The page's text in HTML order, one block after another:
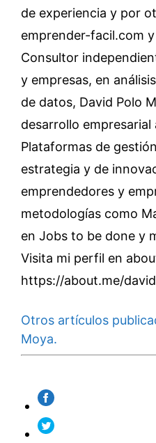
de experiencia y por
emprender-facil.com
Consultor
y empresas, en
de datos, David Polo
desarrollo
Plataformas de
estrategia y de
emprendedores y
metodologías como
en Jobs to be done y
Visita mi perfil en
https://about.me/
Otros artículos
Moya.